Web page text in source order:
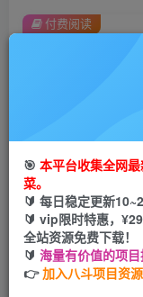
此内容为付费阅读
会员免费
您
付费阅读
掌握小红薯玩法操
🎯 本平台收集全网
菜。
🔰 每日稳定更新
🔰 vip限时特惠，
全站资源免费下载！
🔰 海量有价值的项
👉加入八斗项目资